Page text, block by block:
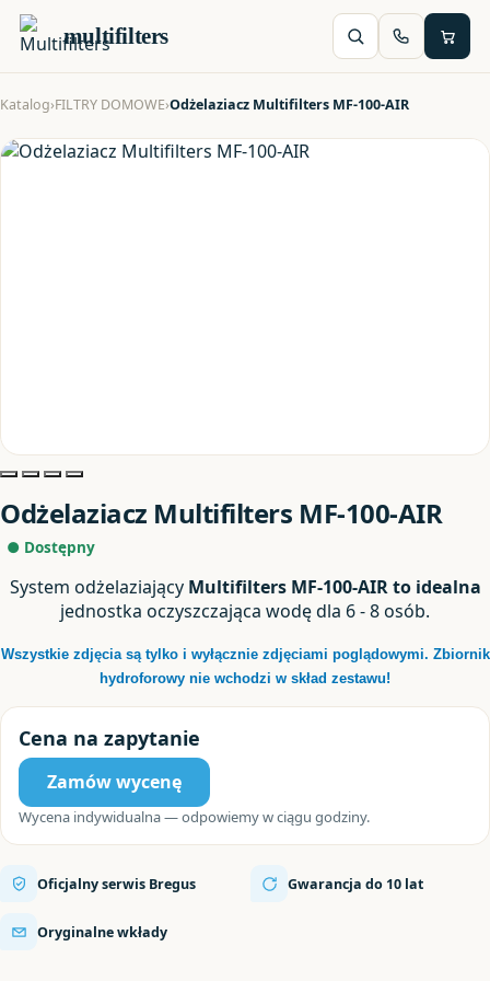
multifilters
Katalog›FILTRY DOMOWE›Odżelaziacz Multifilters MF-100-AIR
Odżelaziacz Multifilters MF-100-AIR
● Dostępny
System odżelaziający Multifilters MF-100-AIR to idealna
jednostka oczyszczająca wodę dla 6 - 8 osób.
Wszystkie zdjęcia są tylko i wyłącznie zdjęciami poglądowymi. Zbiornik
hydroforowy nie wchodzi w skład zestawu!
Cena na zapytanie
Zamów wycenę
Wycena indywidualna — odpowiemy w ciągu godziny.
Oficjalny serwis Bregus Gwarancja do 10 lat
Oryginalne wkłady